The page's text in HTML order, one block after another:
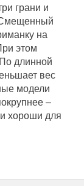
грани и
Смещенный
на
этом
длинной
вес
модели
–
хороши для